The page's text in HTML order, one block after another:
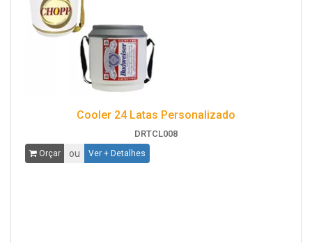
Cooler 24 Latas Personalizado
DRTCL008
Orçar ou Ver + Detalhes